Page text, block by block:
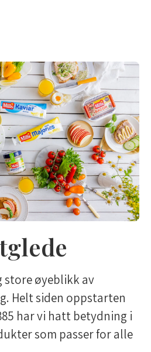
store øyeblikk av
Helt siden oppstarten
har vi hatt betydning i
som passer for alle